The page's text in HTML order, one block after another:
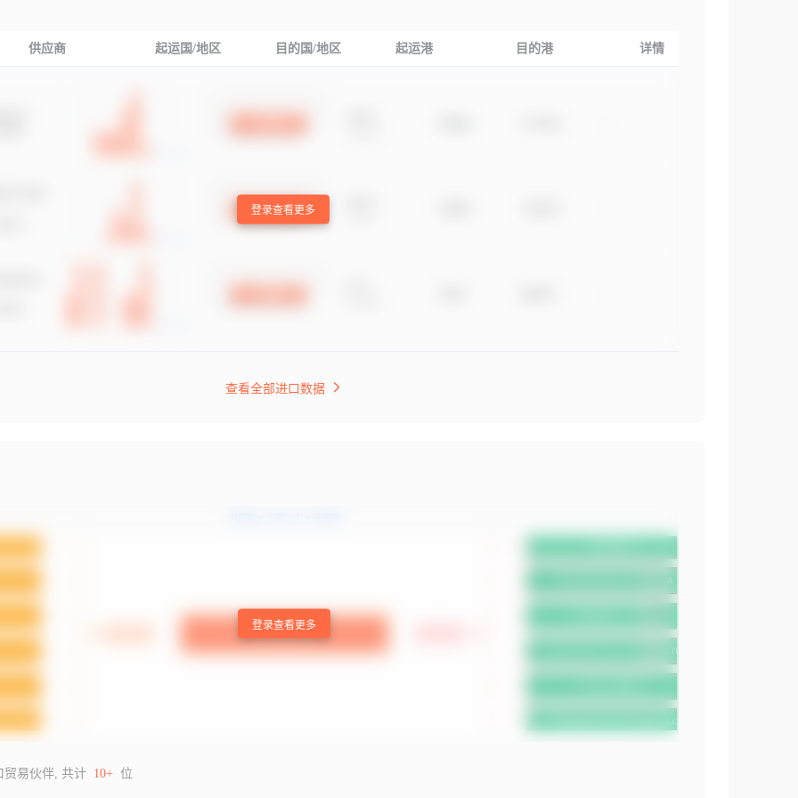
供应商 起运国/地区 目的国/地区 起运港 目的港 详情
登录查看更多
查看全部进口数据
登录查看更多
贸易伙伴, 共计 10+ 位